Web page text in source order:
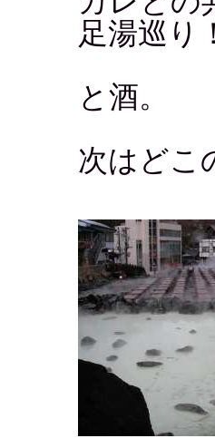
足湯巡り！
と酒。
次はどこ